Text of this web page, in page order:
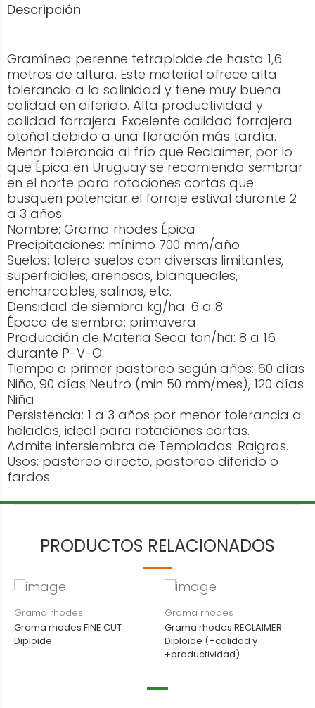
Descripción
Gramínea perenne tetraploide de hasta 1,6
metros de altura. Este material ofrece alta
tolerancia a la salinidad y tiene muy buena
calidad en diferido. Alta productividad y
calidad forrajera. Excelente calidad forrajera
otoñal debido a una floración más tardía.
Menor tolerancia al frío que Reclaimer, por lo
que Épica en Uruguay se recomienda sembrar
en el norte para rotaciones cortas que
busquen potenciar el forraje estival durante 2
a 3 años.
Nombre: Grama rhodes Épica
Precipitaciones: mínimo 700 mm/año
Suelos: tolera suelos con diversas limitantes,
superficiales, arenosos, blanqueales,
encharcables, salinos, etc.
Densidad de siembra kg/ha: 6 a 8
Época de siembra: primavera
Producción de Materia Seca ton/ha: 8 a 16
durante P-V-O
Tiempo a primer pastoreo según años: 60 días
Niño, 90 días Neutro (min 50 mm/mes), 120 días
Niña
Persistencia: 1 a 3 años por menor tolerancia a
heladas, ideal para rotaciones cortas.
Admite intersiembra de Templadas: Raigras.
Usos: pastoreo directo, pastoreo diferido o
fardos
PRODUCTOS RELACIONADOS
Grama rhodes
Grama rhodes FINE CUT
Diploide
Grama rhodes
Grama rhodes RECLAIMER
Diploide (+calidad y
+productividad)